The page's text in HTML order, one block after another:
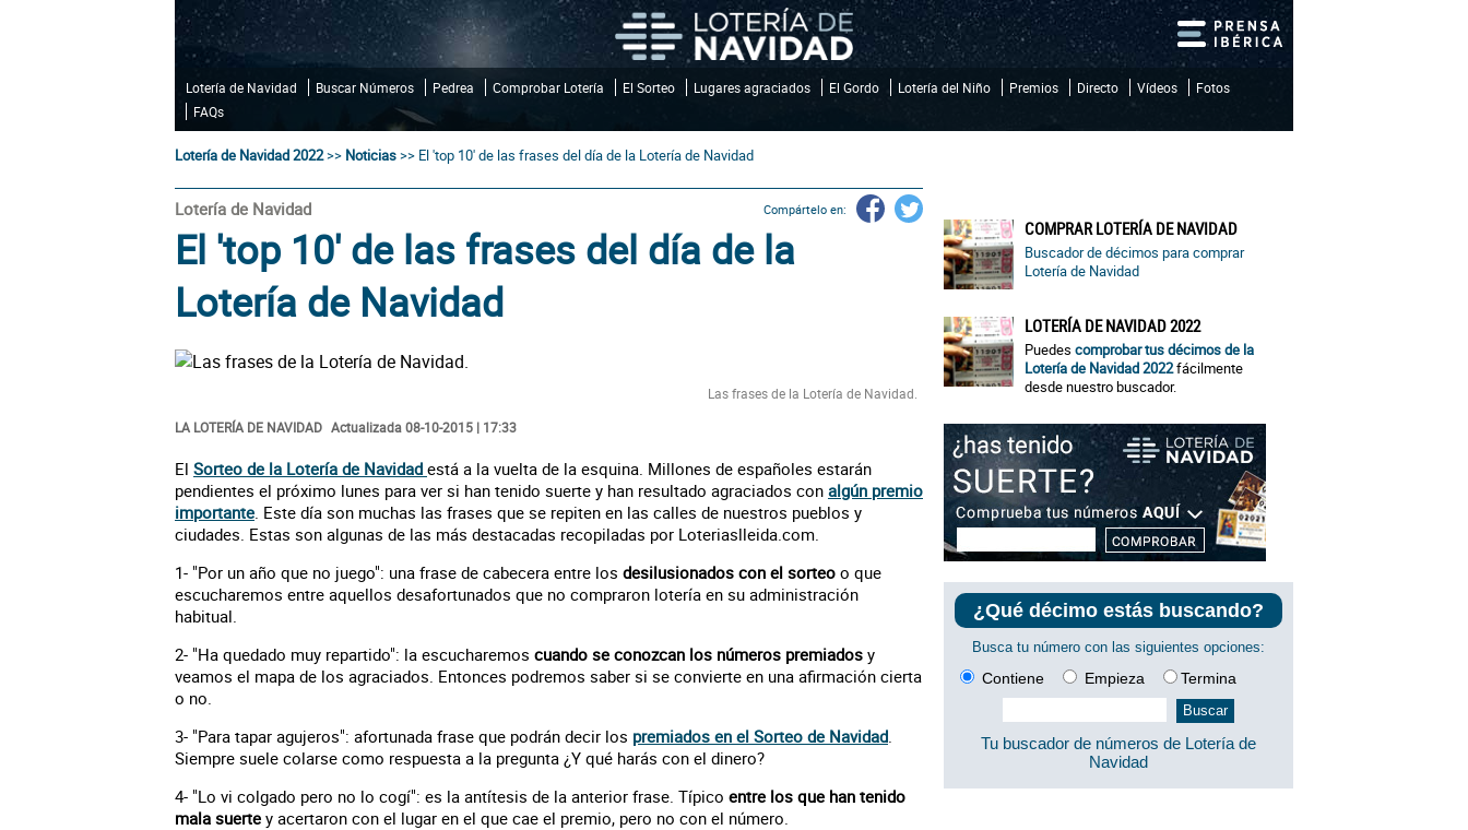
Lotería de Navidad Buscar Números Pedrea Comprobar Lotería El Sorteo Lugares agraciados El Gordo Lotería del Niño Premios Directo Vídeos
Fotos
FAQs
Lotería de Navidad 2022>> Noticias>> El 'top 10' de las frases del día de la Lotería de Navidad
Compártelo en:
Lotería de Navidad
El 'top 10' de las frases del día de la
Lotería de Navidad
Las frases de la Lotería de Navidad.
LA LOTERÍA DE NAVIDAD Actualizada 08-10-2015 | 17:33
El Sorteo de la Lotería de Navidad está a la vuelta de la esquina. Millones de españoles estarán
pendientes el próximo lunes para ver si han tenido suerte y han resultado agraciados con algún premio
importante. Este día son muchas las frases que se repiten en las calles de nuestros pueblos y
ciudades. Estas son algunas de las más destacadas recopiladas por Loteriaslleida.com.
1- "Por un año que no juego": una frase de cabecera entre los desilusionados con el sorteo o que
escucharemos entre aquellos desafortunados que no compraron lotería en su administración
habitual.
2- "Ha quedado muy repartido": la escucharemos cuando se conozcan los números premiados y
veamos el mapa de los agraciados. Entonces podremos saber si se convierte en una afirmación cierta
o no.
3- "Para tapar agujeros": afortunada frase que podrán decir los premiados en el Sorteo de Navidad.
Siempre suele colarse como respuesta a la pregunta ¿Y qué harás con el dinero?
4- "Lo vi colgado pero no lo cogí": es la antítesis de la anterior frase. Típico entre los que han tenido
mala suerte y acertaron con el lugar en el que cae el premio, pero no con el número.
COMPRAR LOTERÍA DE NAVIDAD
Buscador de décimos para comprar
Lotería de Navidad
LOTERÍA DE NAVIDAD 2022
Puedes comprobar tus décimos de la
Lotería de Navidad 2022fácilmente
desde nuestro buscador.
¿Qué décimo estás buscando?
Busca tu número con las siguientes opciones:
Contiene Empieza Termina
Tu buscador de números de Lotería de
Navidad